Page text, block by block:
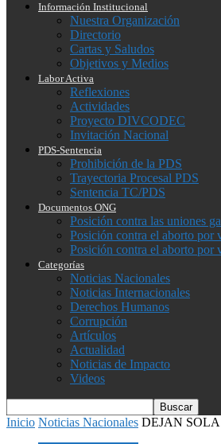
Información Institucional
Nuestra Organización
Directorio
Cartas y Saludos
Objetivos y Medios
Labor Activa
Reflexiones
Actividades
Proyecto DIVCODEC
Invitación Nacional
PDS-Sentencia
Prohibición de la PDS
Trayectoria Procesal PDS
Sentencia TC/PDS
Documentos ONG
Posición contra las uniones
Posición contra el aborto por
Posición contra el aborto por
Categorías
Noticias Nacionales
Noticias Internacionales
Derechos Humanos
Corrupción
Artículos
Actualidad
Noticias de Impacto
Videos
Inicio Noticias Nacionales DEJAN